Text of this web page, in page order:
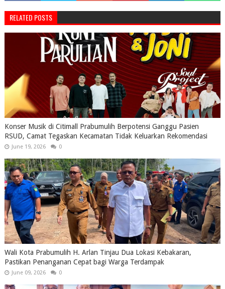
RELATED POSTS
Konser Musik di Citimall Prabumulih Berpotensi Ganggu Pasien
RSUD, Camat Tegaskan Kecamatan Tidak Keluarkan Rekomendasi
June 19, 2026 0
Wali Kota Prabumulih H. Arlan Tinjau Dua Lokasi Kebakaran,
Pastikan Penanganan Cepat bagi Warga Terdampak
June 09, 2026 0